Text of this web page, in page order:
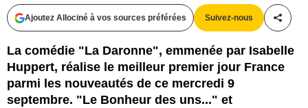
Ajoutez Allociné à vos sources préférées Suivez-nous
La comédie "La Daronne", emmenée par Isabelle
Huppert, réalise le meilleur premier jour France
parmi les nouveautés de ce mercredi 9
septembre. "Le Bonheur des uns..." et